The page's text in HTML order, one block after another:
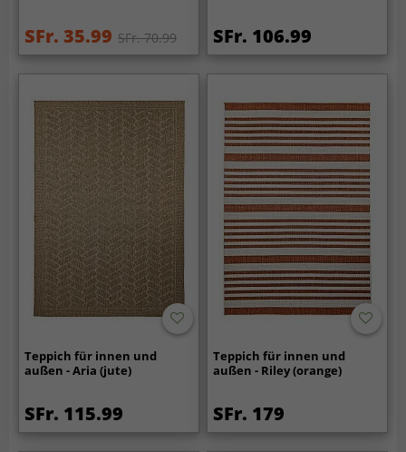
SFr. 35.99 SFr. 70.99 SFr. 106.99
Teppich für innen und
außen - Aria (jute)
SFr. 115.99
Teppich für innen und
außen - Riley (orange)
SFr. 179